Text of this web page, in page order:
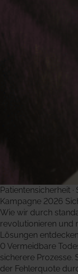
Patientensicherheit
Kampagne 2026
Wie wir durch
revolutionieren und
Lösungen
0 Vermeidbare
sicherere Prozesse.
der Fehlerquote